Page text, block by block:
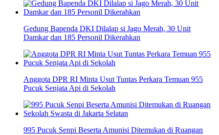
Gedung Bapenda DKI Dilalap si Jago Merah, 30 Unit
Damkar dan 185 Personil Dikerahkan
Anggota DPR RI Minta Usut Tuntas Perkara Temuan 955
Pucuk Senjata Api di Sekolah
995 Pucuk Senpi Beserta Amunisi Ditemukan di Ruangan